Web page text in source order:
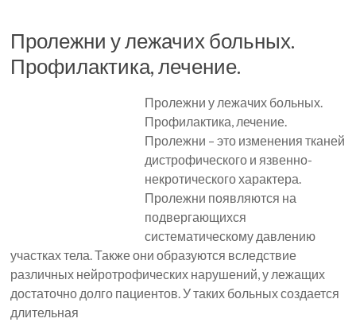
Пролежни у лежачих больных.
Профилактика, лечение.
Пролежни у лежачих больных.
Профилактика, лечение.
Пролежни – это изменения тканей
дистрофического и язвенно-
некротического характера.
Пролежни появляются на
подвергающихся
систематическому давлению
участках тела. Также они образуются вследствие
различных нейротрофических нарушений, у лежащих
достаточно долго пациентов. У таких больных создается
длительная